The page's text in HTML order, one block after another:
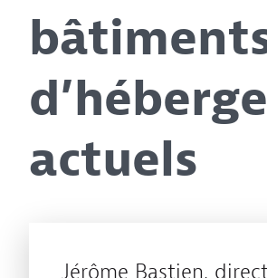
actuels
Jérôme Bastien,